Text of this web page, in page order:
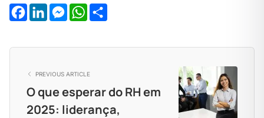
Facebook
LinkedIn
Messenger
WhatsApp
PREVIOUS ARTICLE
O que esperar do RH em
2025: liderança,